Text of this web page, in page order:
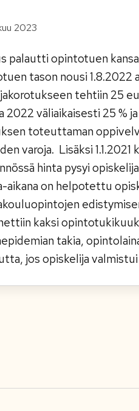
2023
palautti opintotuen
tason nousi 1.8.2022
tehtiin 25
2022 väliaikaisesti 25 %
toteuttaman
varoja. Lisäksi
hinta pysyi
aikana on helpotettu
kaksi
takia,
jos opiskelija